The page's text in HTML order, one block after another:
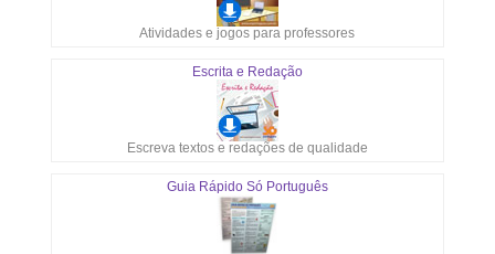
Atividades e jogos para professores
Escrita e Redação
Escreva textos e redações de qualidade
Guia Rápido Só Português